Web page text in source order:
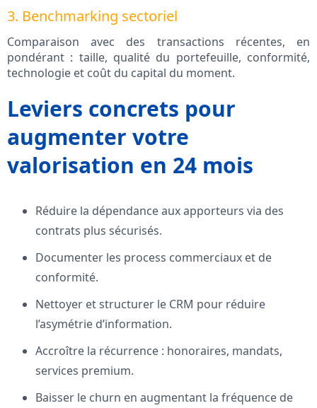
3. Benchmarking sectoriel
Comparaison avec des transactions récentes, en
pondérant : taille, qualité du portefeuille, conformité,
technologie et coût du capital du moment.
Leviers concrets pour
augmenter votre
valorisation en 24 mois
Réduire la dépendance aux apporteurs via des
contrats plus sécurisés.
Documenter les process commerciaux et de
conformité.
Nettoyer et structurer le CRM pour réduire
l’asymétrie d’information.
Accroître la récurrence : honoraires, mandats,
services premium.
Baisser le churn en augmentant la fréquence de